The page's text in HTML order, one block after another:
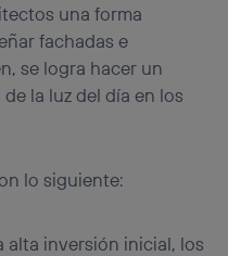
una forma
fachadas e
se logra hacer un
la luz del día en los
lo siguiente:
alta inversión inicial, los